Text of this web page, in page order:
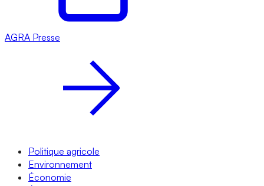
AGRA Presse
Politique agricole
Environnement
Économie